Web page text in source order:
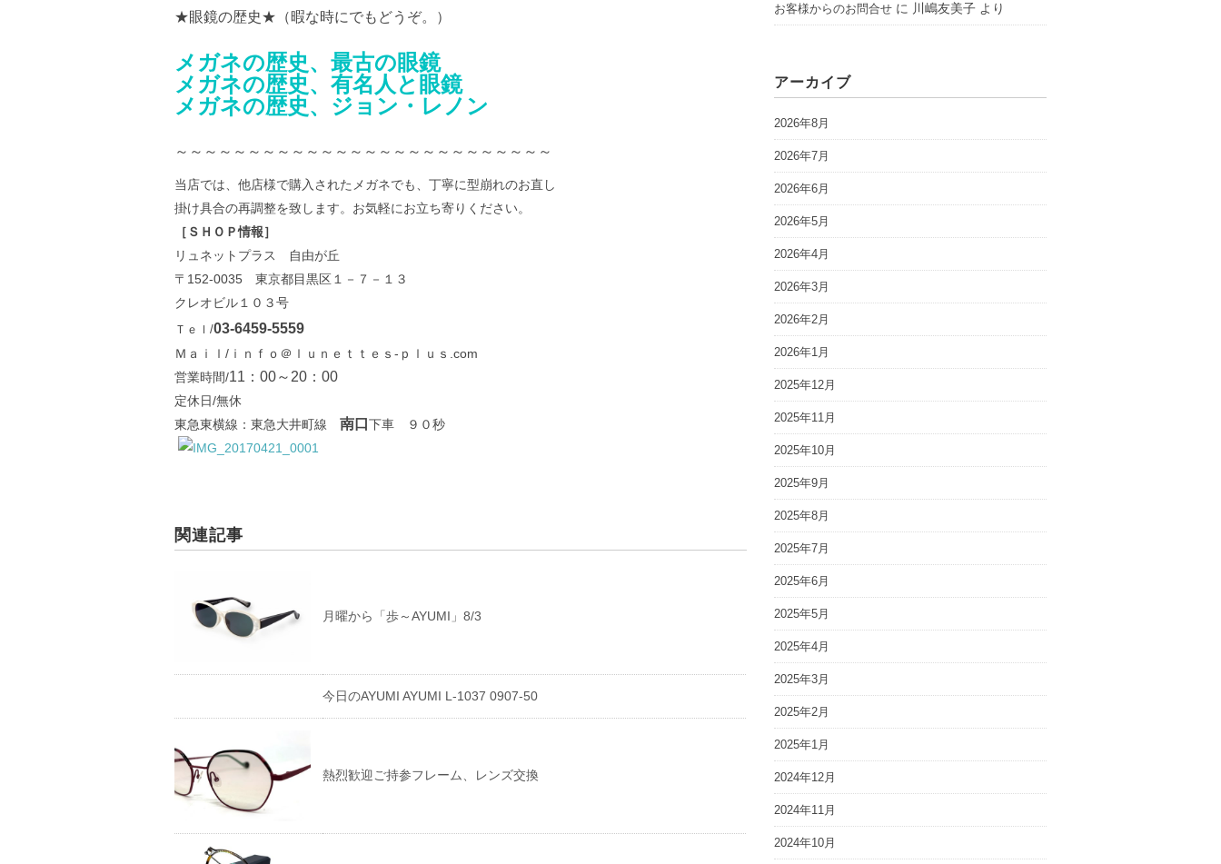
★眼鏡の歴史★（暇な時にでもどうぞ。）
メガネの歴史、最古の眼鏡
メガネの歴史、有名人と眼鏡
メガネの歴史、ジョン・レノン
～～～～～～～～～～～～～～～～～～～～～～～～～～
当店では、他店様で購入されたメガネでも、丁寧に型崩れのお直し
掛け具合の再調整を致します。お気軽にお立ち寄りください。
［ＳＨＯＰ情報］
リュネットプラス 自由が丘
〒152-0035 東京都目黒区１－７－１３
クレオビル１０３号
Ｔｅｌ/03-6459-5559
Ｍａｉｌ/ｉｎｆｏ＠ｌｕｎｅｔｔｅｓ-ｐｌｕｓ.com
営業時間/11：00～20：00
定休日/無休
東急東横線：東急大井町線 南口 下車 ９０秒
関連記事
月曜から「歩～AYUMI」8/3
今日のAYUMI AYUMI L-1037 0907-50
熱烈歓迎ご持参フレーム、レンズ交換
お客様からのお問合せ に 川嶋友美子 より
アーカイブ
2026年8月
2026年7月
2026年6月
2026年5月
2026年4月
2026年3月
2026年2月
2026年1月
2025年12月
2025年11月
2025年10月
2025年9月
2025年8月
2025年7月
2025年6月
2025年5月
2025年4月
2025年3月
2025年2月
2025年1月
2024年12月
2024年11月
2024年10月